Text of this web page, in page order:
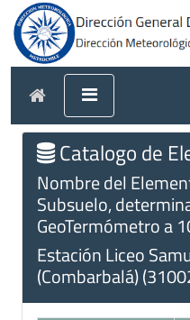
Catalogo de
Nombre del
Subsuelo,
GeoTermómetro a
Estación Liceo
(Combarbalá)